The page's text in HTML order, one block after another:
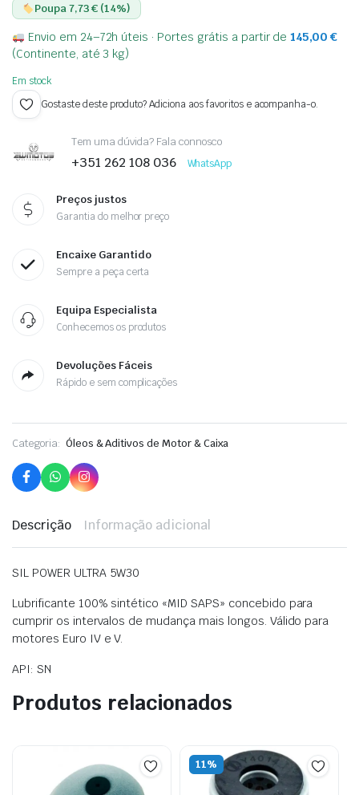
Poupa 7,73 € (14%)
Envio em 24–72h úteis · Portes grátis a partir de145,00 €
(Continente, até 3 kg)
Em stock
Gostaste deste produto? Adiciona aos favoritos e acompanha-o.
Tem uma dúvida? Fala connosco
+351 262 108 036 WhatsApp
Preços justos
Garantia do melhor preço
Encaixe Garantido
Sempre a peça certa
Equipa Especialista
Conhecemos os produtos
Devoluções Fáceis
Rápido e sem complicações
Categoria: Óleos & Aditivos de Motor & Caixa
Descrição Informação adicional
SIL POWER ULTRA 5W30
Lubrificante 100% sintético «MID SAPS» concebido para
cumprir os intervalos de mudança mais longos. Válido para
motores Euro IV e V.
API: SN
Produtos relacionados
11%